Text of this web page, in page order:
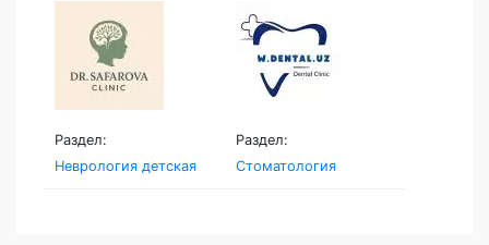
Раздел:
Неврология детская
Раздел:
Стоматология